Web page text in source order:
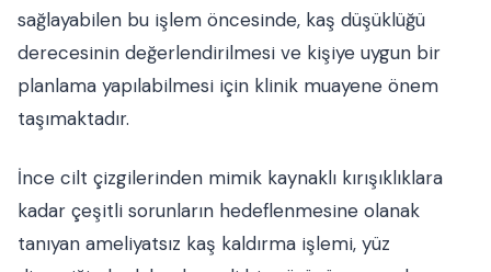
sağlayabilen bu işlem öncesinde, kaş düşüklüğü
derecesinin değerlendirilmesi ve kişiye uygun bir
planlama yapılabilmesi için klinik muayene önem
taşımaktadır.
İnce cilt çizgilerinden mimik kaynaklı kırışıklıklara
kadar çeşitli sorunların hedeflenmesine olanak
tanıyan ameliyatsız kaş kaldırma işlemi, yüz